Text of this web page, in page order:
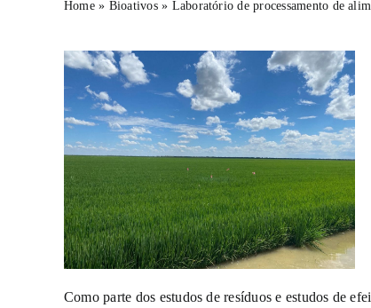
Home» Bioativos» Laboratório de processamento de
Como parte dos estudos de resíduos e estudos de